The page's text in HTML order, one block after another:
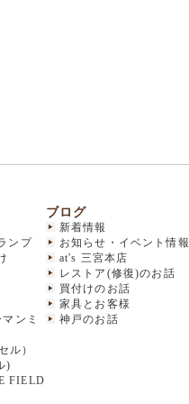
ンプ
ンミ
ル）
)
FIELD
ブログ
新着情報
お知らせ・イベント情報
at's 三宮本店
レストア(修復)のお話
買付けのお話
家具とお客様
神戸のお話